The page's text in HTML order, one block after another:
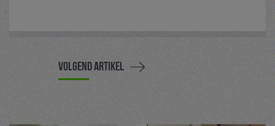
Volgend artikel